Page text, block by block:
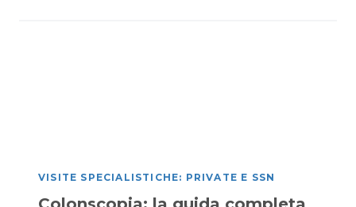
VISITE SPECIALISTICHE: PRIVATE E SSN